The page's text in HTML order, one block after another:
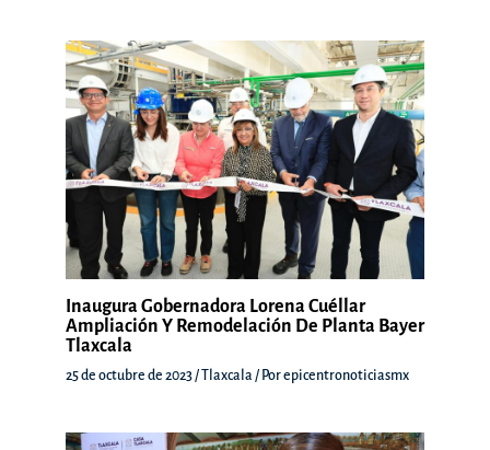
Inaugura Gobernadora Lorena Cuéllar
Ampliación Y Remodelación De Planta Bayer
Tlaxcala
25 de octubre de 2023/ Tlaxcala / Porepicentronoticiasmx